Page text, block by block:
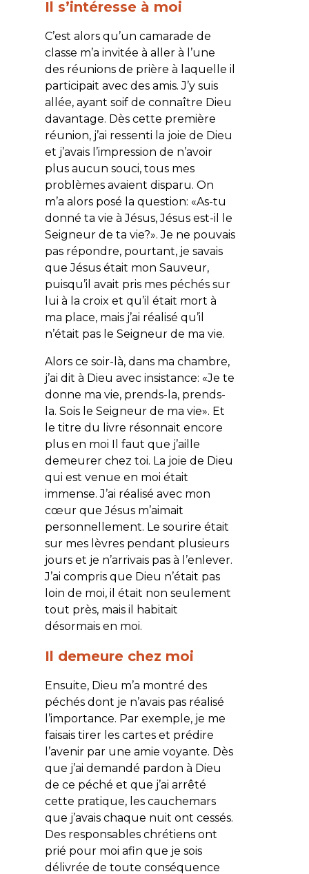
Il s’intéresse à moi
C’est alors qu’un camarade de
classe m’a invitée à aller à l’une
des réunions de prière à laquelle il
participait avec des amis. J’y suis
allée, ayant soif de connaître Dieu
davantage. Dès cette première
réunion, j’ai ressenti la joie de Dieu
et j’avais l’impression de n’avoir
plus aucun souci, tous mes
problèmes avaient disparu. On
m’a alors posé la question: «As-tu
donné ta vie à Jésus, Jésus est-il le
Seigneur de ta vie?». Je ne pouvais
pas répondre, pourtant, je savais
que Jésus était mon Sauveur,
puisqu’il avait pris mes péchés sur
lui à la croix et qu’il était mort à
ma place, mais j’ai réalisé qu’il
n’était pas le Seigneur de ma vie.
Alors ce soir-là, dans ma chambre,
j’ai dit à Dieu avec insistance: «Je te
donne ma vie, prends-la, prends-
la. Sois le Seigneur de ma vie». Et
le titre du livre résonnait encore
plus en moi Il faut que j’aille
demeurer chez toi. La joie de Dieu
qui est venue en moi était
immense. J’ai réalisé avec mon
cœur que Jésus m’aimait
personnellement. Le sourire était
sur mes lèvres pendant plusieurs
jours et je n’arrivais pas à l’enlever.
J’ai compris que Dieu n’était pas
loin de moi, il était non seulement
tout près, mais il habitait
désormais en moi.
Il demeure chez moi
Ensuite, Dieu m’a montré des
péchés dont je n’avais pas réalisé
l’importance. Par exemple, je me
faisais tirer les cartes et prédire
l’avenir par une amie voyante. Dès
que j’ai demandé pardon à Dieu
de ce péché et que j’ai arrêté
cette pratique, les cauchemars
que j’avais chaque nuit ont cessés.
Des responsables chrétiens ont
prié pour moi afin que je sois
délivrée de toute conséquence